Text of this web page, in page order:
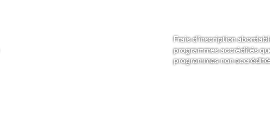
Frais d'inscription
programmes accrédités
programmes non